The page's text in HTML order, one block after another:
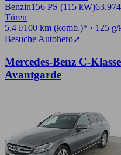
Benzin156 PS (115 kW)
Türen
5,4 l/100 km (komb.)* · 125
Besuche Autohero➚
Mercedes-Benz C-
Avantgarde